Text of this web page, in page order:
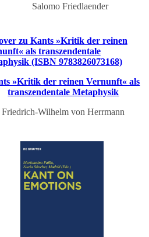
Salomo Friedlaender
»Kritik der reinen Vernunft« als
transzendentale Metaphysik
Friedrich-Wilhelm von Herrmann